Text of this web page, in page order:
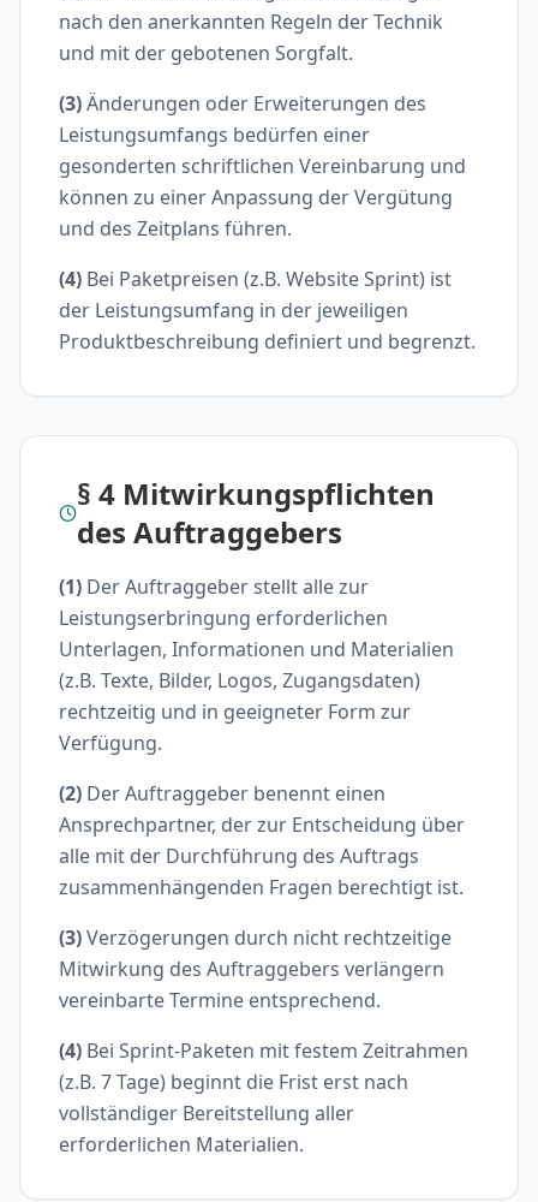
nach den anerkannten Regeln der Technik
und mit der gebotenen Sorgfalt.
(3)Änderungen oder Erweiterungen des
Leistungsumfangs bedürfen einer
gesonderten schriftlichen Vereinbarung und
können zu einer Anpassung der Vergütung
und des Zeitplans führen.
(4) Bei Paketpreisen (z.B. Website Sprint) ist
der Leistungsumfang in der jeweiligen
Produktbeschreibung definiert und begrenzt.
§ 4 Mitwirkungspflichten
des Auftraggebers
(1) Der Auftraggeber stellt alle zur
Leistungserbringung erforderlichen
Unterlagen, Informationen und Materialien
(z.B. Texte, Bilder, Logos, Zugangsdaten)
rechtzeitig und in geeigneter Form zur
Verfügung.
(2) Der Auftraggeber benennt einen
Ansprechpartner, der zur Entscheidung über
alle mit der Durchführung des Auftrags
zusammenhängenden Fragen berechtigt ist.
(3)Verzögerungen durch nicht rechtzeitige
Mitwirkung des Auftraggebers verlängern
vereinbarte Termine entsprechend.
(4) Bei Sprint-Paketen mit festem Zeitrahmen
(z.B. 7 Tage) beginnt die Frist erst nach
vollständiger Bereitstellung aller
erforderlichen Materialien.